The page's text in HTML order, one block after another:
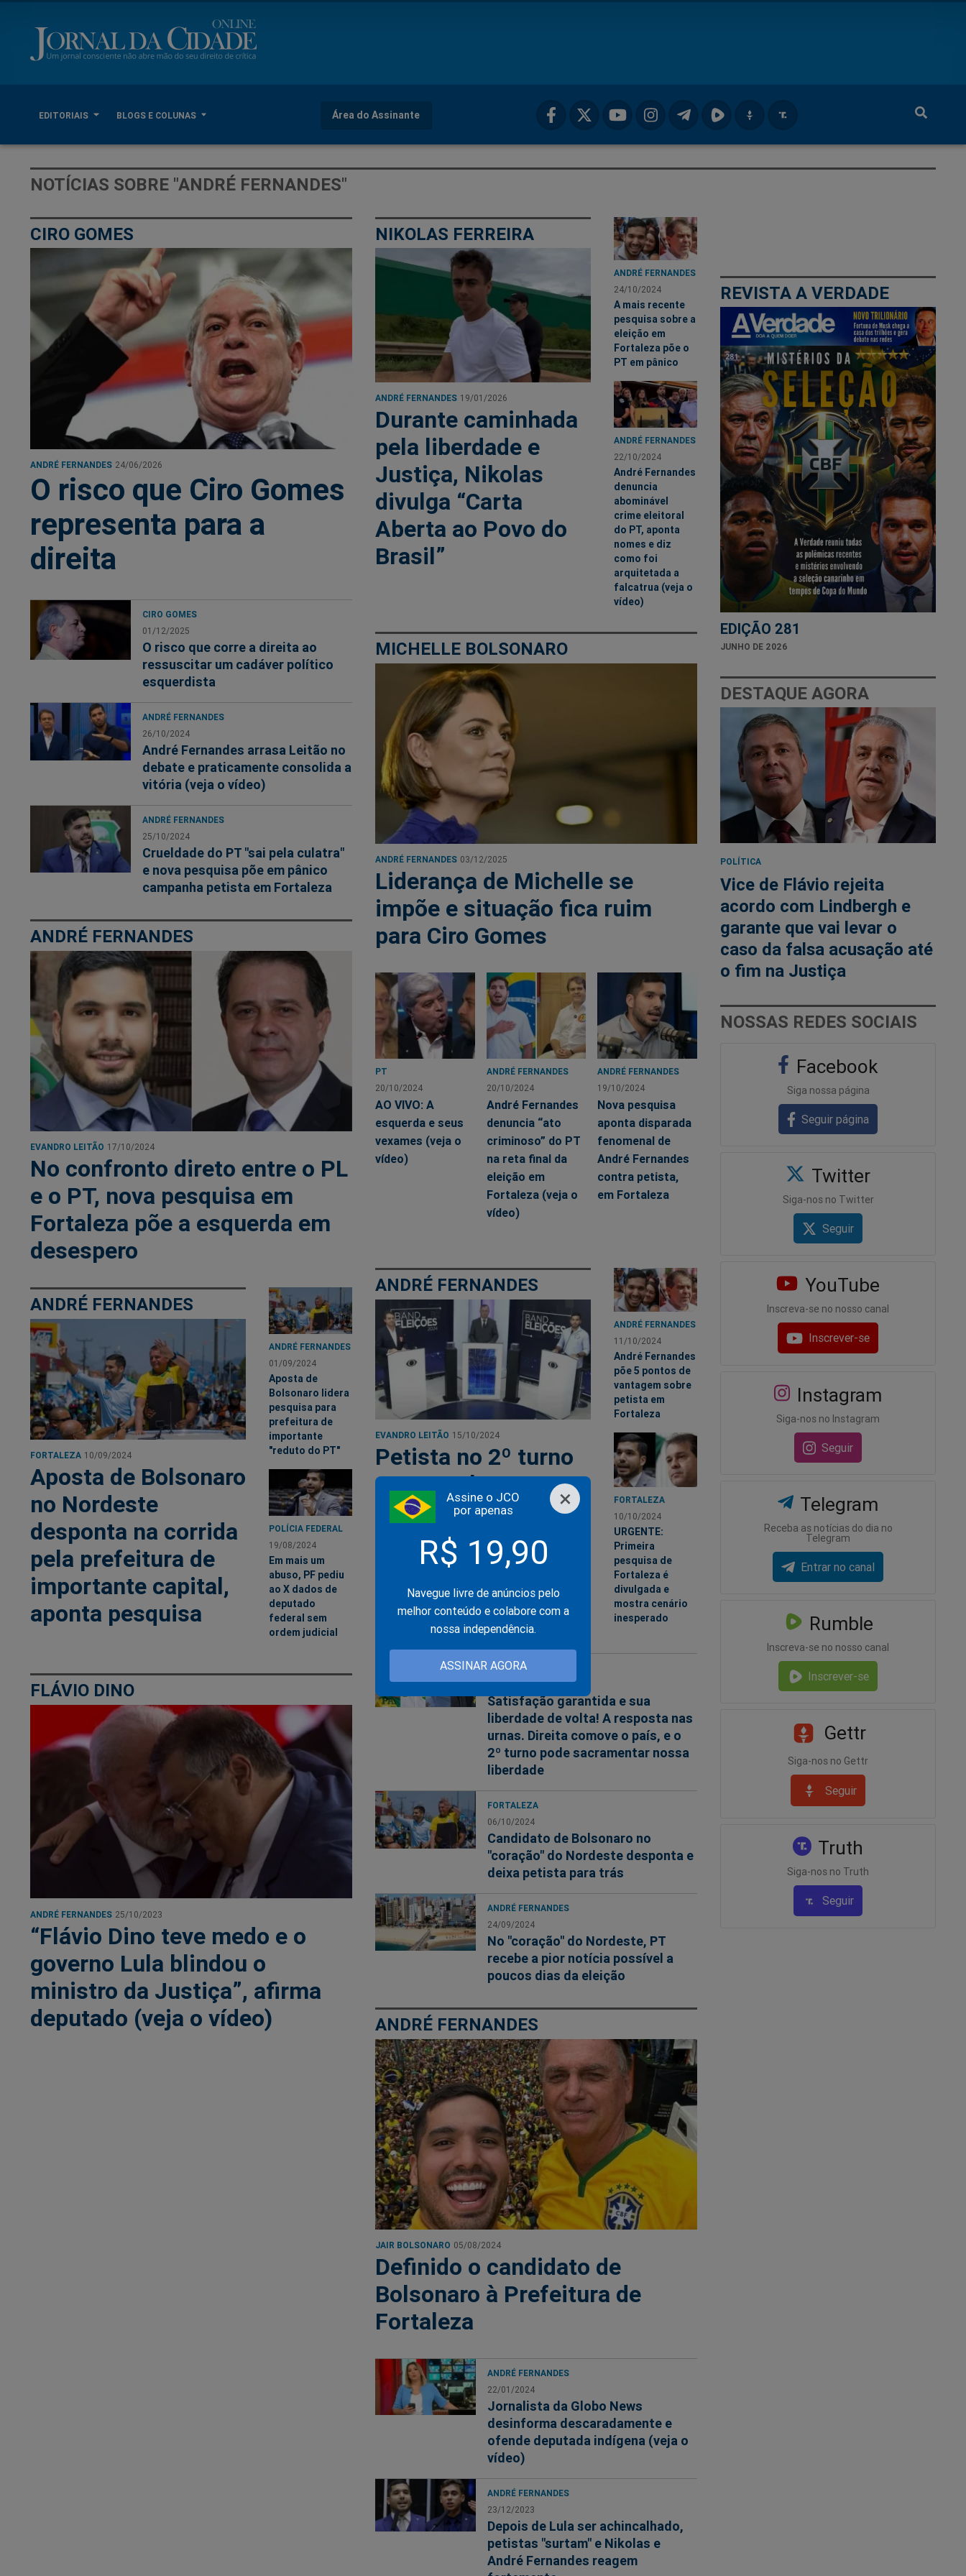
EDITORIAIS BLOGS E COLUNAS Área do Assinante
×
Assine o JCO
por apenas
R$ 19,90
Navegue livre de anúncios pelo
melhor conteúdo e colabore com a
nossa independência.
ASSINAR AGORA
NOTÍCIAS SOBRE "ANDRÉ FERNANDES"
CIRO GOMES
ANDRÉ FERNANDES 24/06/2026
O risco que Ciro Gomes
representa para a
direita
CIRO GOMES
01/12/2025
O risco que corre a direita ao
ressuscitar um cadáver político
esquerdista
ANDRÉ FERNANDES
26/10/2024
André Fernandes arrasa Leitão no
debate e praticamente consolida a
vitória (veja o vídeo)
ANDRÉ FERNANDES
25/10/2024
Crueldade do PT "sai pela culatra"
e nova pesquisa põe em pânico
campanha petista em Fortaleza
ANDRÉ FERNANDES
EVANDRO LEITÃO 17/10/2024
No confronto direto entre o PL
e o PT, nova pesquisa em
Fortaleza põe a esquerda em
desespero
ANDRÉ FERNANDES
FORTALEZA 10/09/2024
Aposta de Bolsonaro
no Nordeste
desponta na corrida
pela prefeitura de
importante capital,
aponta pesquisa
ANDRÉ FERNANDES
01/09/2024
Aposta de
Bolsonaro lidera
pesquisa para
prefeitura de
importante
"reduto do PT"
POLÍCIA FEDERAL
19/08/2024
Em mais um
abuso, PF pediu
ao X dados de
deputado
federal sem
ordem judicial
FLÁVIO DINO
ANDRÉ FERNANDES 25/10/2023
“Flávio Dino teve medo e o
governo Lula blindou o
ministro da Justiça”, afirma
deputado (veja o vídeo)
NIKOLAS FERREIRA
ANDRÉ FERNANDES 19/01/2026
Durante caminhada
pela liberdade e
Justiça, Nikolas
divulga “Carta
Aberta ao Povo do
Brasil”
ANDRÉ FERNANDES
24/10/2024
A mais recente
pesquisa sobre a
eleição em
Fortaleza põe o
PT em pânico
ANDRÉ FERNANDES
22/10/2024
André Fernandes
denuncia
abominável
crime eleitoral
do PT, aponta
nomes e diz
como foi
arquitetada a
falcatrua (veja o
vídeo)
MICHELLE BOLSONARO
ANDRÉ FERNANDES 03/12/2025
Liderança de Michelle se
impõe e situação fica ruim
para Ciro Gomes
PT
20/10/2024
AO VIVO: A
esquerda e seus
vexames (veja o
vídeo)
ANDRÉ FERNANDES
20/10/2024
André Fernandes
denuncia “ato
criminoso” do PT
na reta final da
eleição em
Fortaleza (veja o
vídeo)
ANDRÉ FERNANDES
19/10/2024
Nova pesquisa
aponta disparada
fenomenal de
André Fernandes
contra petista,
em Fortaleza
ANDRÉ FERNANDES
EVANDRO LEITÃO 15/10/2024
Petista no 2º turno
em Fortaleza trata
André Fernandes
como “meu
candidato” (veja o
vídeo)
ANDRÉ FERNANDES
11/10/2024
André Fernandes
põe 5 pontos de
vantagem sobre
petista em
Fortaleza
FORTALEZA
10/10/2024
URGENTE:
Primeira
pesquisa de
Fortaleza é
divulgada e
mostra cenário
inesperado
ELEIÇÕES 2024
07/10/2024
Satisfação garantida e sua
liberdade de volta! A resposta nas
urnas. Direita comove o país, e o
2º turno pode sacramentar nossa
liberdade
FORTALEZA
06/10/2024
Candidato de Bolsonaro no
"coração" do Nordeste desponta e
deixa petista para trás
ANDRÉ FERNANDES
24/09/2024
No "coração" do Nordeste, PT
recebe a pior notícia possível a
poucos dias da eleição
ANDRÉ FERNANDES
JAIR BOLSONARO 05/08/2024
Definido o candidato de
Bolsonaro à Prefeitura de
Fortaleza
ANDRÉ FERNANDES
22/01/2024
Jornalista da Globo News
desinforma descaradamente e
ofende deputada indígena (veja o
vídeo)
ANDRÉ FERNANDES
23/12/2023
Depois de Lula ser achincalhado,
petistas "surtam" e Nikolas e
André Fernandes reagem
REVISTA A VERDADE
EDIÇÃO 281
JUNHO DE 2026
DESTAQUE AGORA
POLÍTICA
Vice de Flávio rejeita
acordo com Lindbergh e
garante que vai levar o
caso da falsa acusação até
o fim na Justiça
NOSSAS REDES SOCIAIS
Facebook
Siga nossa página
Seguir página
Twitter
Siga-nos no Twitter
Seguir
YouTube
Inscreva-se no nosso canal
Inscrever-se
Instagram
Siga-nos no Instagram
Seguir
Telegram
Receba as notícias do dia no
Telegram
Entrar no canal
Rumble
Inscreva-se no nosso canal
Inscrever-se
Gettr
Siga-nos no Gettr
Seguir
Truth
Siga-nos no Truth
Seguir